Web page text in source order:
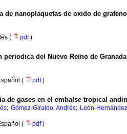
de nanoplaquetas de oxido de
( pdf)
del Nuevo Reino de Granada
( pdf)
de gases en el embalse tropical
; Gómez-Giraldo, Andrés; León-
( pdf)